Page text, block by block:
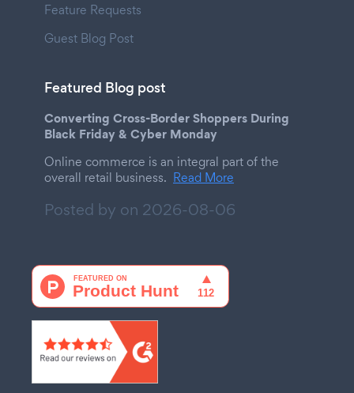
Feature Requests
Guest Blog Post
Featured Blog post
Converting Cross-Border Shoppers During
Black Friday & Cyber Monday
Online commerce is an integral part of the
overall retail business. Read More
Posted by on 2026-08-06